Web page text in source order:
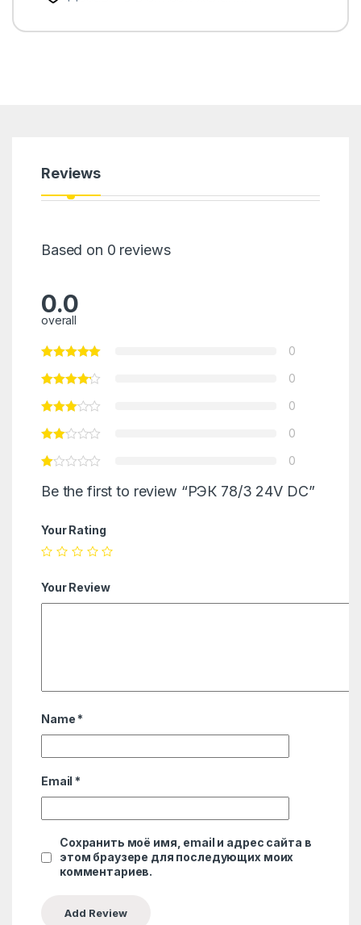
Reviews
Based on 0 reviews
0.0
overall
0
0
0
0
0
Be the first to review “РЭК 78/3 24V DC”
Your Rating
Your Review
Name *
Email *
Сохранить моё имя, email и адрес сайта в
этом браузере для последующих моих
комментариев.